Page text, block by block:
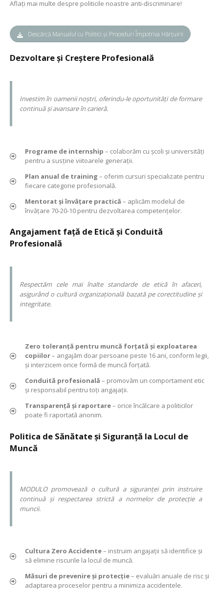
Aflați mai multe despre politicile noastre anti-discriminare!
Descărcă Manualul cu Politici și Proceduri Împotriva Hărțuirii
Dezvoltare și Creștere Profesională
Investim în oamenii noștri, oferindu-le oportunități de formare
continuă și avansare în carieră.
Programe de internship – colaborăm cu școli și universități
pentru a susține viitoarele generații.
Plan anual de training – oferim cursuri specializate pentru
fiecare categorie profesională.
Mentorat și învățare practică – aplicăm modelul de
învățare 70-20-10 pentru dezvoltarea competențelor.
Angajament față de Etică și Conduită
Profesională
Respectăm cele mai înalte standarde de etică în afaceri,
asigurând o cultură organizațională bazată pe corectitudine și
integritate.
Zero toleranță pentru muncă forțată și exploatarea
copiilor– angajăm doar persoane peste 16 ani, conform legii,
și interzicem orice formă de muncă forțată.
Conduită profesională – promovăm un comportament etic
și responsabil pentru toți angajații.
Transparență și raportare– orice încălcare a politicilor
poate fi raportată anonim.
Politica de Sănătate și Siguranță la Locul de
Muncă
MODULO promovează o cultură a siguranței prin instruire
continuă și respectarea strictă a normelor de protecție a
muncii.
Cultura Zero Accidente– instruim angajații să identifice și
să elimine riscurile la locul de muncă.
Măsuri de prevenire și protecție– evaluări anuale de risc și
adaptarea proceselor pentru a minimiza accidentele.